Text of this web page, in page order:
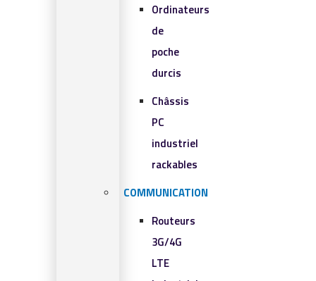
Ordinateurs
de
poche
durcis
Châssis
PC
industriel
rackables​
COMMUNICATION
Routeurs
3G/4G
LTE